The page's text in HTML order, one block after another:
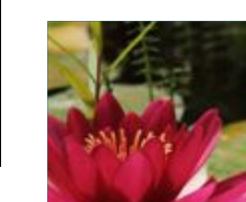
färg och livlighet i
trädgårdar och
inomhusmiljöer. Dess
iögonfallande blad
kommer i olika färger,
former och ...